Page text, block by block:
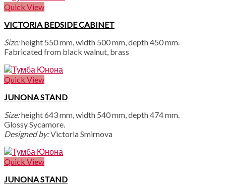
Quick View
VICTORIA BEDSIDE CABINET
Size:height 550 mm, width 500 mm, depth 450 mm.
Fabricated from black walnut, brass
Quick View
JUNONA STAND
Size:height 643 mm, width 540 mm, depth 474 mm.
Glossy Sycamore.
Designed by:Victoria Smirnova
Quick View
JUNONA STAND